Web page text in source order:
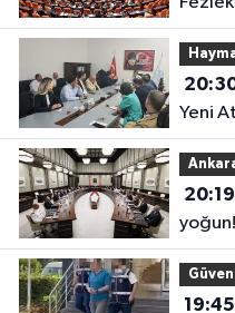
Yeni
20:19
yoğun!
19:45